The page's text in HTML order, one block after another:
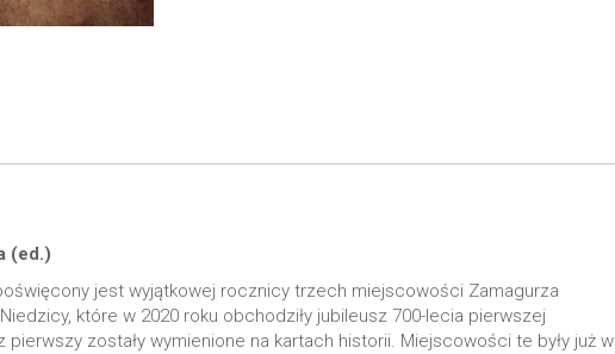
(ed.)
jest wyjątkowej rocznicy trzech miejscowości Zamagurza
które w 2020 roku obchodziły jubileusz 700-lecia pierwszej
zostały wymienione na kartach historii. Miejscowości te były już w